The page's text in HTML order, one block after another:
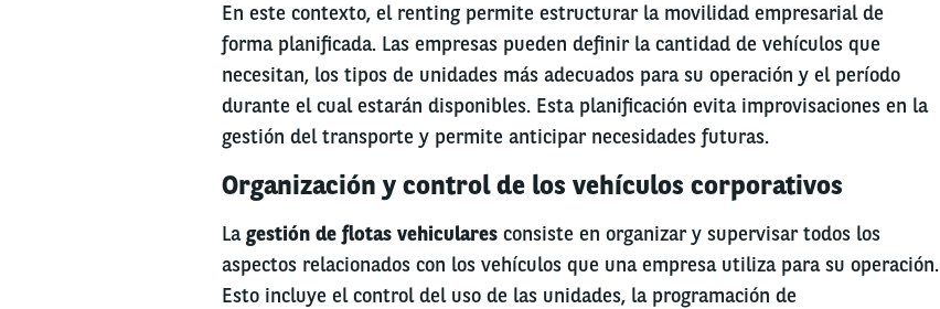
En este contexto, el renting permite estructurar la movilidad empresarial de
forma planificada. Las empresas pueden definir la cantidad de vehículos que
necesitan, los tipos de unidades más adecuados para su operación y el período
durante el cual estarán disponibles. Esta planificación evita improvisaciones en la
gestión del transporte y permite anticipar necesidades futuras.
Organización y control de los vehículos corporativos
Lagestión de flotas vehicularesconsiste en organizar y supervisar todos los
aspectos relacionados con los vehículos que una empresa utiliza para su operación.
Esto incluye el control del uso de las unidades, la programación de